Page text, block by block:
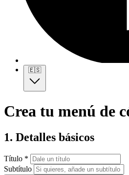
🇪🇸
Crea tu menú de
1. Detalles básicos
Título *
Subtítulo